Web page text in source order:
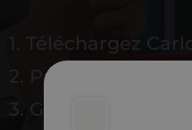
1. Téléchargez
2. Payez en
3. Gagnez